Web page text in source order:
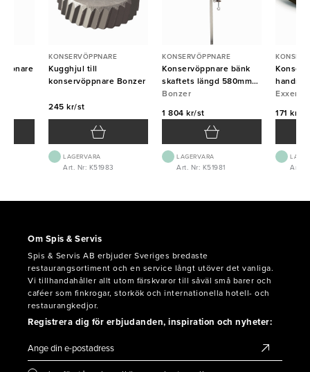
KONSERVÖPPNARE
Kugghjul till
konservöppnare Bonzer
245 kr/st
LAGERVARA
Art. Nr: K51983
KONSERVÖPPNARE
Konservöppnare bänk
skaftets längd 580mm
Bonzer
Bonzer
1 804 kr/st
LAGERVARA
Art. Nr: K51981
Exxent
171 kr/st
Art.
Om Spis & Servis
Spis & Servis AB erbjuder Sveriges bredaste
restaurangsortiment och en service långt utöver det vanliga.
Vi tillhandahåller allt utom färskvaror till såväl små barer och
caféer som finkrogar, storkök och internationella hotell- och
restaurangkedjor.
Registrera dig för erbjudanden, inspiration och nyheter: